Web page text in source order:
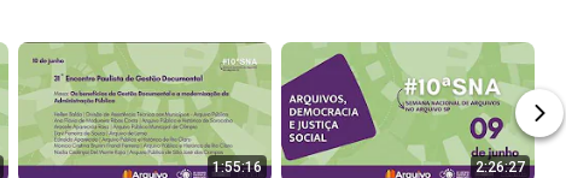
1:55:16 2:26:27